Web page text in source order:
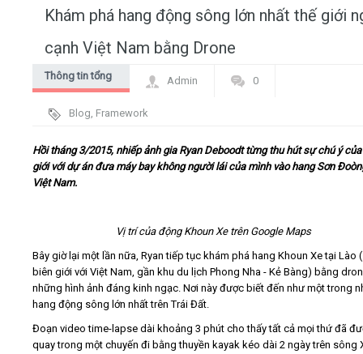
Home
Video
Kiến thức
Liên hệ - Đăng ký
Khám phá hang động sông lớn nhất thế giới
cạnh Việt Nam bằng Drone
Thông tin tổng
Admin 0
Blog, Framework
Hồi tháng 3/2015, nhiếp ảnh gia Ryan Deboodt từng thu hút sự chú ý
giới với dự án đưa máy bay không người lái của mình vào hang Sơn
Việt Nam.
Vị trí của động Khoun Xe trên Google Maps
Bây giờ lại một lần nữa, Ryan tiếp tục khám phá hang Khoun Xe tại Lào
biên giới với Việt Nam, gần khu du lịch Phong Nha - Kẻ Bàng) bằng
những hình ảnh đáng kinh ngạc. Nơi này được biết đến như một trong
hang động sông lớn nhất trên Trái Đất.
Đoạn video time-lapse dài khoảng 3 phút cho thấy tất cả mọi thứ đã
quay trong một chuyến đi bằng thuyền kayak kéo dài 2 ngày trên sông